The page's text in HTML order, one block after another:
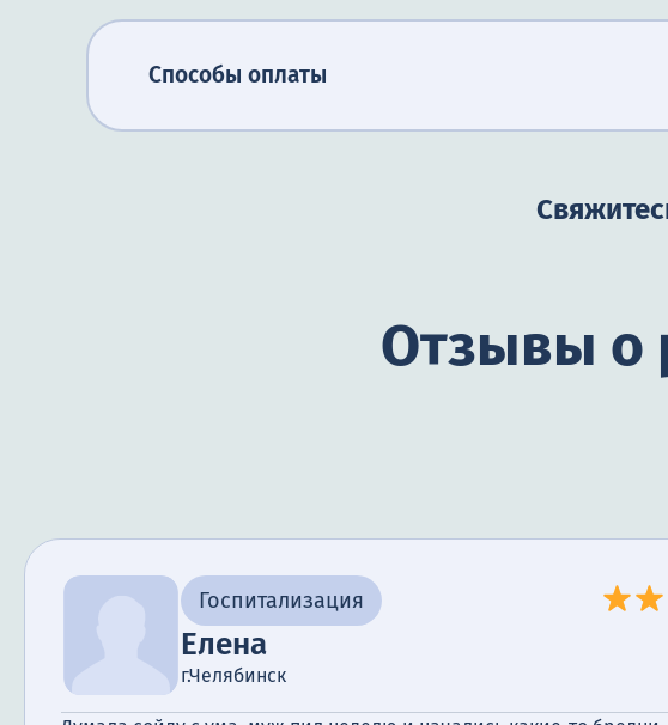
Способы оплаты
Отзывы о
Госпитализация
Елена
г.Челябинск